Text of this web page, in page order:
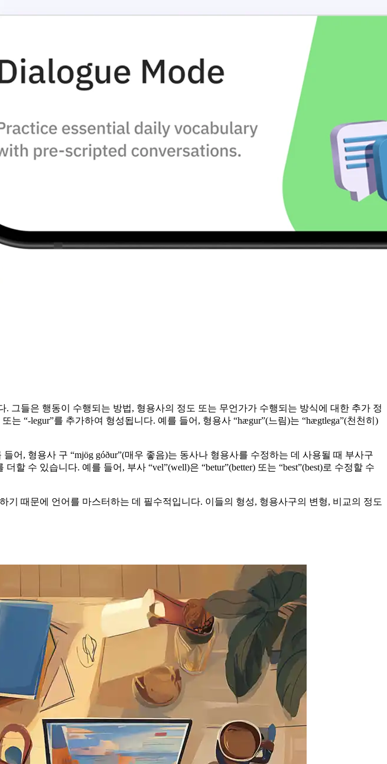
그들은 행동이 수행되는 방법, 형용사의 정도 또는 무언가가 수행되는 방식에 대한 추가 정
“-legur”를 추가하여 형성됩니다. 예를 들어, 형용사 “hægur”(느림)는 “hægtlega”(천천히)
, 형용사 구 “mjög góður”(매우 좋음)는 동사나 형용사를 수정하는 데 사용될 때 부사구
수 있습니다. 예를 들어, 부사 “vel”(well)은 “betur”(better) 또는 “best”(best)로 수정할 수
때문에 언어를 마스터하는 데 필수적입니다. 이들의 형성, 형용사구의 변형, 비교의 정도